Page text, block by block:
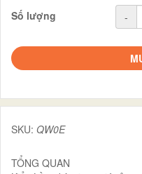
Số lượng -
SKU: QW0E
TỔNG QUAN